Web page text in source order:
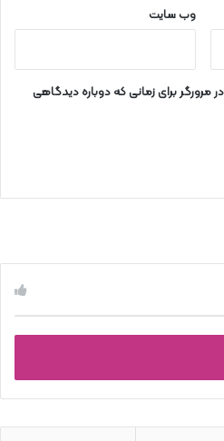
وب‌ سایت
مرورگر برای زمانی که دوباره دیدگاهی